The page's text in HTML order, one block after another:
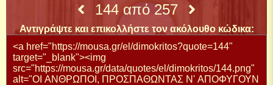
144 από 257
Αντιγράψτε και επικολλήστε τον ακόλουθο κώδικα: